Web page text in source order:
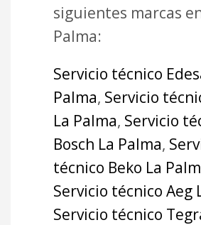
siguientes marcas
Palma:
Servicio técnico
Palma, Servicio
La Palma, Servicio
Bosch La Palma,
técnico Beko La
Servicio técnico Aeg
Servicio técnico